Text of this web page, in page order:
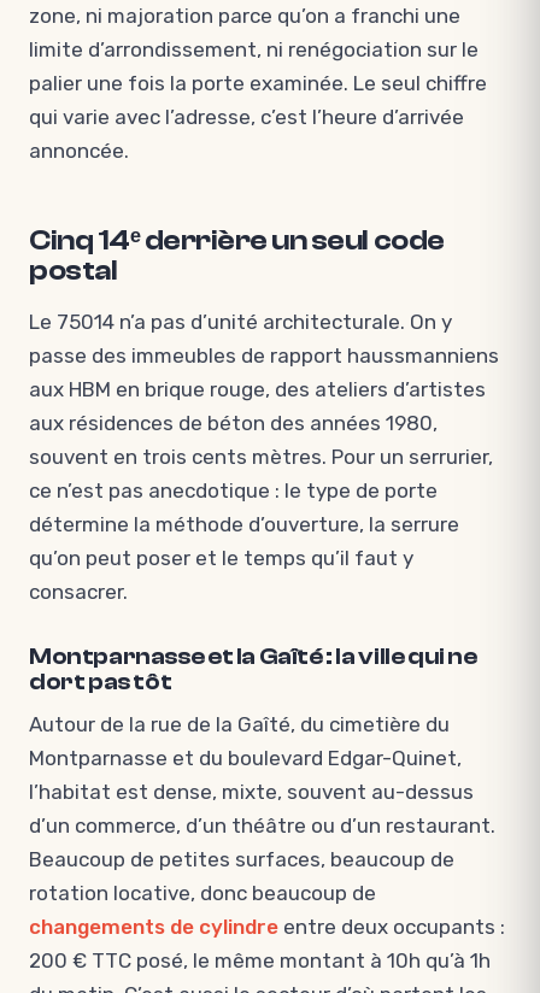
zone, ni majoration parce qu’on a franchi une
limite d’arrondissement, ni renégociation sur le
palier une fois la porte examinée. Le seul chiffre
qui varie avec l’adresse, c’est l’heure d’arrivée
annoncée.
Cinq 14ᵉ derrière un seul code
postal
Le 75014 n’a pas d’unité architecturale. On y
passe des immeubles de rapport haussmanniens
aux HBM en brique rouge, des ateliers d’artistes
aux résidences de béton des années 1980,
souvent en trois cents mètres. Pour un serrurier,
ce n’est pas anecdotique : le type de porte
détermine la méthode d’ouverture, la serrure
qu’on peut poser et le temps qu’il faut y
consacrer.
Montparnasse et la Gaîté : la ville qui ne
dort pas tôt
Autour de la rue de la Gaîté, du cimetière du
Montparnasse et du boulevard Edgar-Quinet,
l’habitat est dense, mixte, souvent au-dessus
d’un commerce, d’un théâtre ou d’un restaurant.
Beaucoup de petites surfaces, beaucoup de
rotation locative, donc beaucoup de
changements de cylindre entre deux occupants :
200 € TTC posé, le même montant à 10h qu’à 1h